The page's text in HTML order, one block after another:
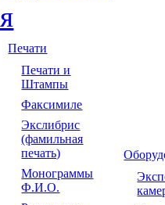
Печати
Печати и
Штампы
Факсимиле
Экслибрис
(фамильная
печать)
Монограммы
Ф.И.О.